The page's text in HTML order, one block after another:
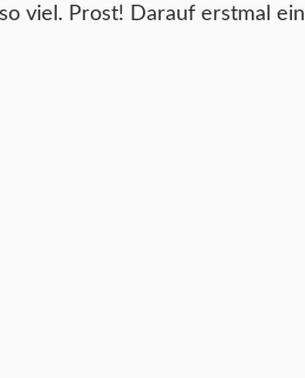
viel. Prost! Darauf erstmal